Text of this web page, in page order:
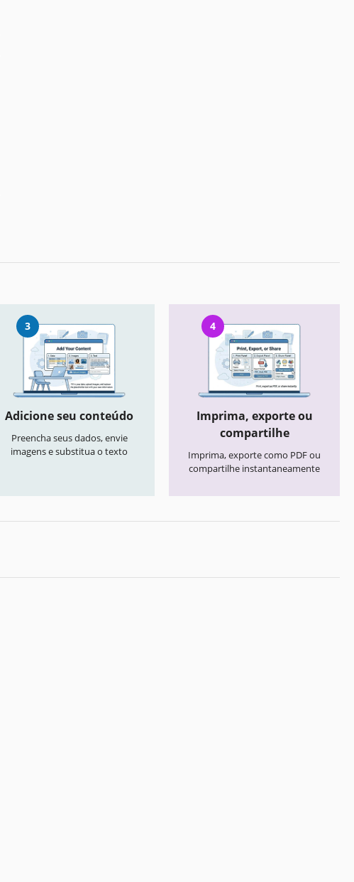
3
Adicione seu conteúdo
Preencha seus dados, envie
imagens e substitua o texto
4
Imprima, exporte ou
compartilhe
Imprima, exporte como PDF ou
compartilhe instantaneamente